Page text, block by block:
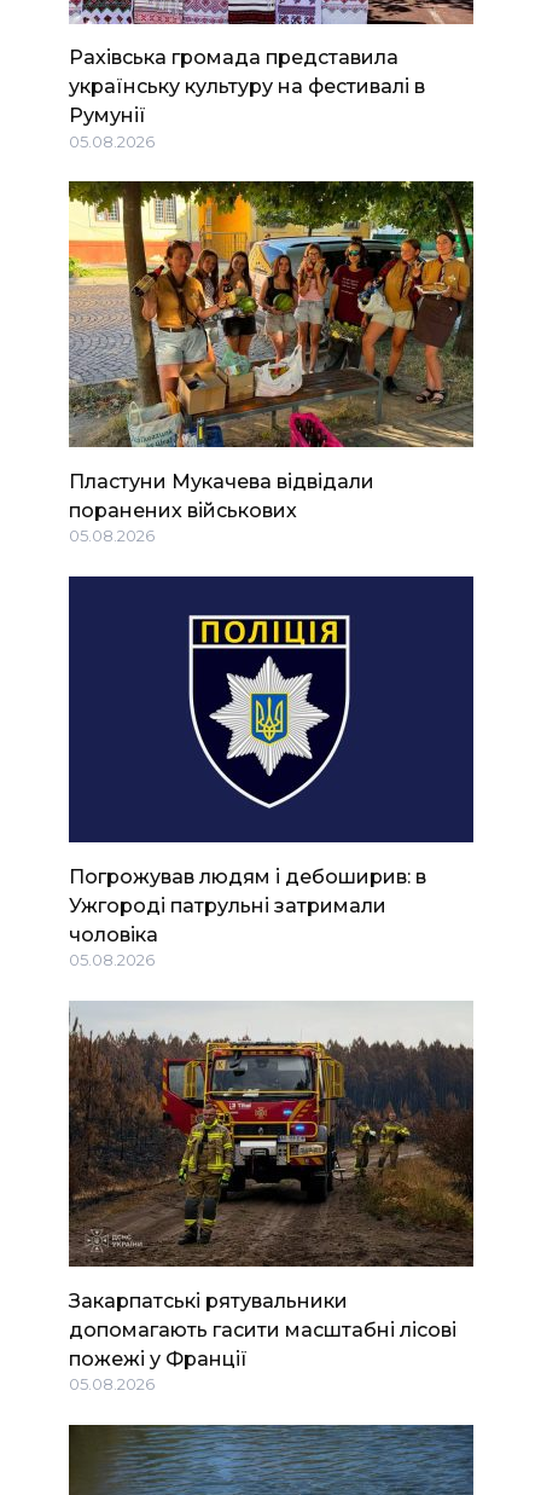
Рахівська громада представила
українську культуру на фестивалі в
Румунії
05.08.2026
Пластуни Мукачева відвідали
поранених військових
05.08.2026
Погрожував людям і дебоширив: в
Ужгороді патрульні затримали
чоловіка
05.08.2026
Закарпатські рятувальники
допомагають гасити масштабні лісові
пожежі у Франції
05.08.2026